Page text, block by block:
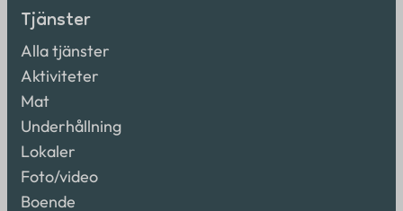
Tjänster
Alla tjänster
Aktiviteter
Mat
Underhållning
Lokaler
Foto/video
Boende